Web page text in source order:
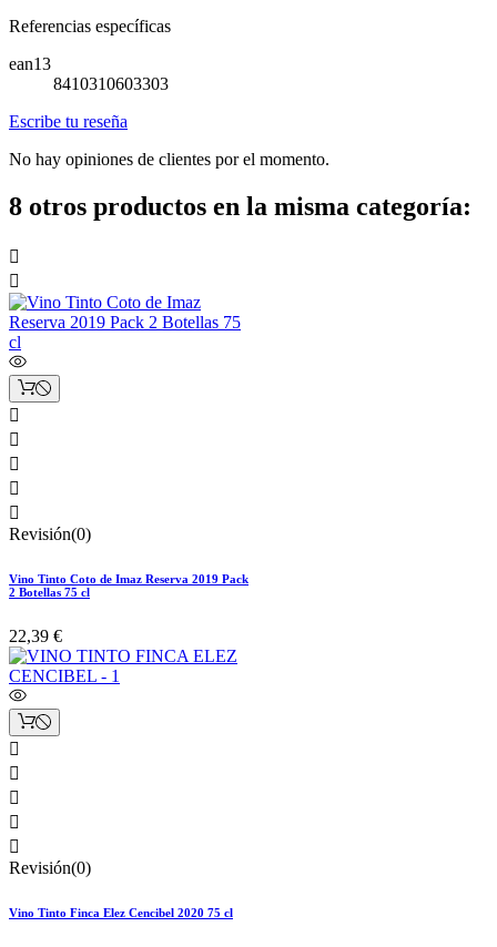
Referencias específicas
ean13
8410310603303
Escribe tu reseña
No hay opiniones de clientes por el momento.
8 otros productos en la misma categoría:







Revisión(0)
Vino Tinto Coto de Imaz Reserva 2019 Pack
2 Botellas 75 cl
22,39 €





Revisión(0)
Vino Tinto Finca Elez Cencibel 2020 75 cl